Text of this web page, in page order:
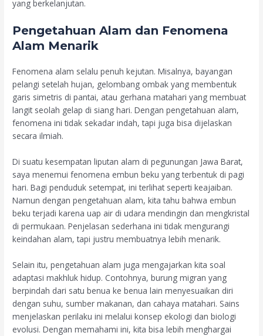
yang berkelanjutan.
Pengetahuan Alam dan Fenomena
Alam Menarik
Fenomena alam selalu penuh kejutan. Misalnya, bayangan
pelangi setelah hujan, gelombang ombak yang membentuk
garis simetris di pantai, atau gerhana matahari yang membuat
langit seolah gelap di siang hari. Dengan pengetahuan alam,
fenomena ini tidak sekadar indah, tapi juga bisa dijelaskan
secara ilmiah.
Di suatu kesempatan liputan alam di pegunungan Jawa Barat,
saya menemui fenomena embun beku yang terbentuk di pagi
hari. Bagi penduduk setempat, ini terlihat seperti keajaiban.
Namun dengan pengetahuan alam, kita tahu bahwa embun
beku terjadi karena uap air di udara mendingin dan mengkristal
di permukaan. Penjelasan sederhana ini tidak mengurangi
keindahan alam, tapi justru membuatnya lebih menarik.
Selain itu, pengetahuan alam juga mengajarkan kita soal
adaptasi makhluk hidup. Contohnya, burung migran yang
berpindah dari satu benua ke benua lain menyesuaikan diri
dengan suhu, sumber makanan, dan cahaya matahari. Sains
menjelaskan perilaku ini melalui konsep ekologi dan biologi
evolusi. Dengan memahami ini, kita bisa lebih menghargai